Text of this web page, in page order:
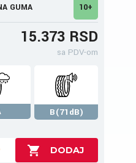
GUMA 10+
15.373 RSD
sa PDV-om
B(71dB)